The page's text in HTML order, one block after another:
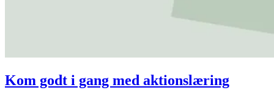
Kom godt i gang med aktionslæring